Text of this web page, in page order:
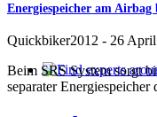
Find experts
Energiespeicher am
Quickbiker2012 - 26
Beim SRS System sorgt
separater Energiespeicher